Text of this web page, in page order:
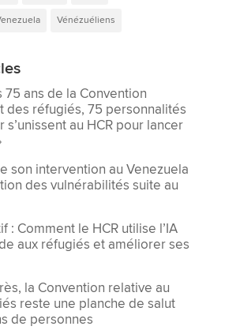
Vénézuéliens
75 ans de la Convention
des réfugiés, 75 personnalités
au HCR pour lancer
son intervention au Venezuela
des vulnérabilités suite au
: Comment le HCR utilise l’IA
aux réfugiés et améliorer ses
la Convention relative au
reste une planche de salut
de personnes